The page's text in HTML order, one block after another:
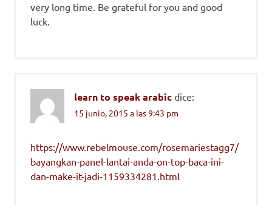
very long time. Be grateful for you and good
luck.
learn to speak arabic dice:
15 junio, 2015 a las 9:43 pm
https://www.rebelmouse.com/rosemariestagg7/
bayangkan-panel-lantai-anda-on-top-baca-ini-
dan-make-it-jadi-1159334281.html